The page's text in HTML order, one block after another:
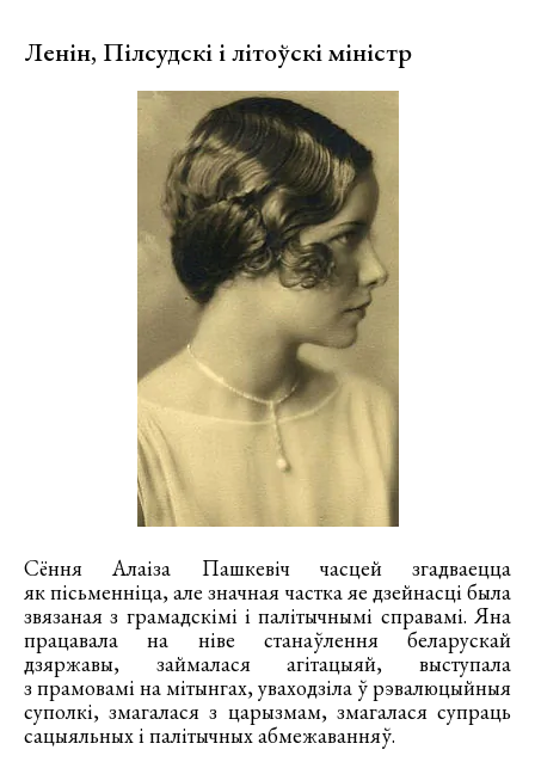
Ленін, Пілсудскі і літоўскі міністр
Сёння Алаіза Пашкевіч часцей згадваецца
як пісьменніца, але значная частка яе дзейнасці была
звязаная з грамадскімі і палітычнымі справамі. Яна
працавала на ніве станаўлення беларускай
дзяржавы, займалася агітацыяй, выступала
з прамовамі на мітынгах, уваходзіла ў рэвалюцыйныя
суполкі, змагалася з царызмам, змагалася супраць
сацыяльных і палітычных абмежаванняў.